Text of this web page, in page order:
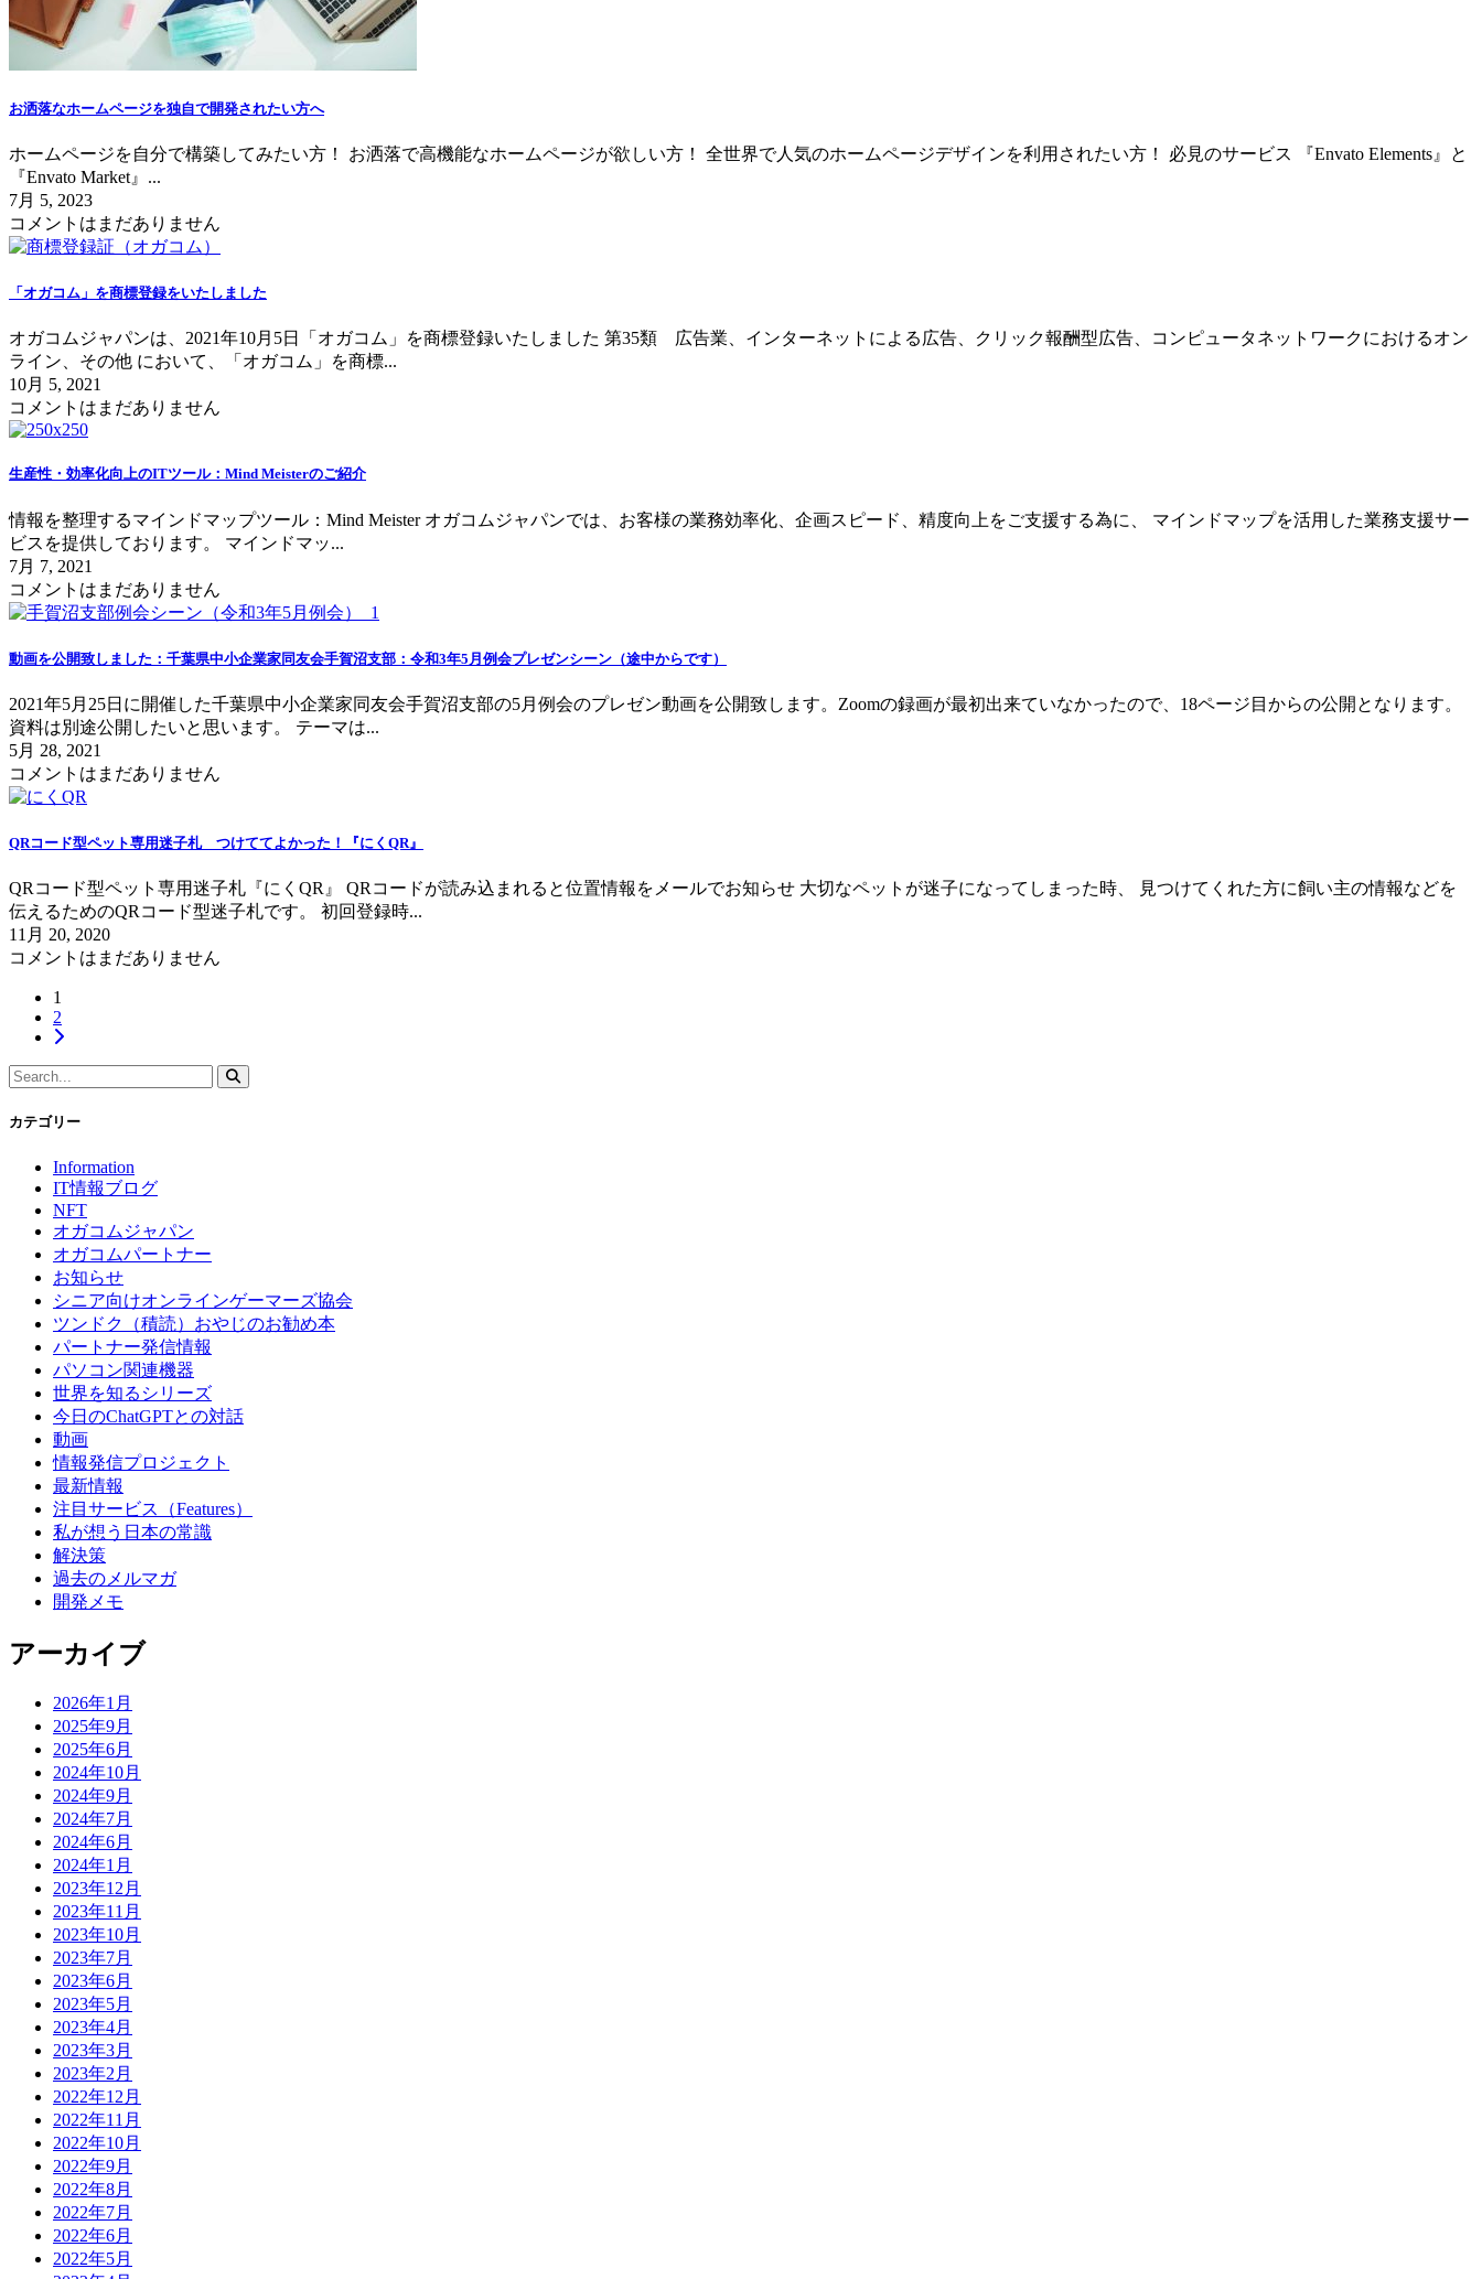
お洒落なホームページを独自で開発されたい方へ
ホームページを自分で構築してみたい方！ お洒落で高機能なホームページが欲しい方！ 全世界で人気のホームページデザインを利用されたい方！ 必見のサービス 『Envato Elements』と
『Envato Market』...
7月 5, 2023
コメントはまだありません
「オガコム」を商標登録をいたしました
オガコムジャパンは、2021年10月5日「オガコム」を商標登録いたしました 第35類 広告業、インターネットによる広告、クリック報酬型広告、コンピュータネットワークにおけるオン
ライン、その他 において、「オガコム」を商標...
10月 5, 2021
コメントはまだありません
生産性・効率化向上のITツール：Mind Meisterのご紹介
情報を整理するマインドマップツール：Mind Meister オガコムジャパンでは、お客様の業務効率化、企画スピード、精度向上をご支援する為に、 マインドマップを活用した業務支援サー
ビスを提供しております。 マインドマッ...
7月 7, 2021
コメントはまだありません
動画を公開致しました：千葉県中小企業家同友会手賀沼支部：令和3年5月例会プレゼンシーン（途中からです）
2021年5月25日に開催した千葉県中小企業家同友会手賀沼支部の5月例会のプレゼン動画を公開致します。Zoomの録画が最初出来ていなかったので、18ページ目からの公開となります。
資料は別途公開したいと思います。 テーマは...
5月 28, 2021
コメントはまだありません
QRコード型ペット専用迷子札 つけててよかった！『にくQR』
QRコード型ペット専用迷子札『にくQR』 QRコードが読み込まれると位置情報をメールでお知らせ 大切なペットが迷子になってしまった時、 見つけてくれた方に飼い主の情報などを
伝えるためのQRコード型迷子札です。 初回登録時...
11月 20, 2020
コメントはまだありません
1
2
カテゴリー
Information
IT情報ブログ
NFT
オガコムジャパン
オガコムパートナー
お知らせ
シニア向けオンラインゲーマーズ協会
ツンドク（積読）おやじのお勧め本
パートナー発信情報
パソコン関連機器
世界を知るシリーズ
今日のChatGPTとの対話
動画
情報発信プロジェクト
最新情報
注目サービス（Features）
私が想う日本の常識
解決策
過去のメルマガ
開発メモ
アーカイブ
2026年1月
2025年9月
2025年6月
2024年10月
2024年9月
2024年7月
2024年6月
2024年1月
2023年12月
2023年11月
2023年10月
2023年7月
2023年6月
2023年5月
2023年4月
2023年3月
2023年2月
2022年12月
2022年11月
2022年10月
2022年9月
2022年8月
2022年7月
2022年6月
2022年5月